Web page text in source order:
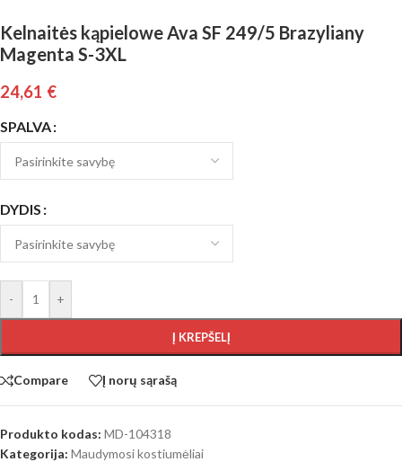
Kelnaitės kąpielowe Ava SF 249/5 Brazyliany
Magenta S-3XL
24,61 €
SPALVA
DYDIS
- +
Į KREPŠELĮ
Compare Į norų sąrašą
Produkto kodas: MD-104318
Kategorija: Maudymosi kostiumėliai